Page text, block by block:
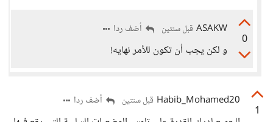
0
ASAKW قبل سنتين أضف ردا
و لكن يجب أن تكون للأمر نهايه!
1
Habib_Mohamed20 قبل سنتين أضف ردا